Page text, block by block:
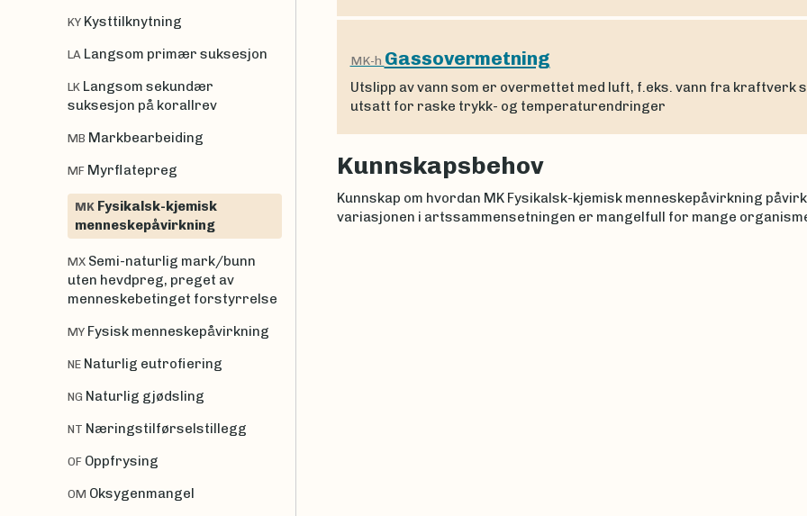
MK-h Gassovermetning
Utslipp av vann som er overmettet med luft, f.eks. vann fra kraftverk
utsatt for raske trykk- og temperaturendringer
Kunnskapsbehov
Kunnskap om hvordan MK Fysikalsk-kjemisk menneskepåvirkning
variasjonen i artssammensetningen er mangelfull for mange
KY Kysttilknytning
LA Langsom primær suksesjon
LK Langsom sekundær
suksesjon på korallrev
MB Markbearbeiding
MF Myrflatepreg
MK Fysikalsk-kjemisk
menneskepåvirkning
MX Semi-naturlig mark/bunn
uten hevdpreg, preget av
menneskebetinget forstyrrelse
MY Fysisk menneskepåvirkning
NE Naturlig eutrofiering
NG Naturlig gjødsling
NT Næringstilførselstillegg
OF Oppfrysing
OM Oksygenmangel